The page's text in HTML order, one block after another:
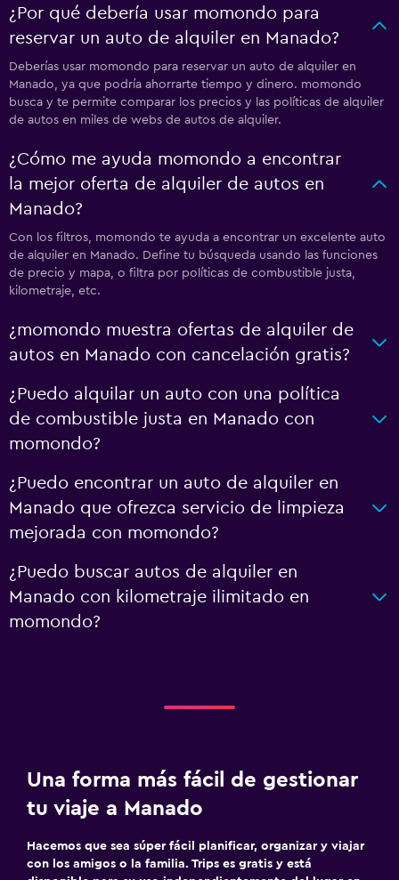
¿Por qué debería usar momondo para
reservar un auto de alquiler en Manado?
Deberías usar momondo para reservar un auto de alquiler en
Manado, ya que podría ahorrarte tiempo y dinero. momondo
busca y te permite comparar los precios y las políticas de alquiler
de autos en miles de webs de autos de alquiler.
¿Cómo me ayuda momondo a encontrar
la mejor oferta de alquiler de autos en
Manado?
Con los filtros, momondo te ayuda a encontrar un excelente auto
de alquiler en Manado. Define tu búsqueda usando las funciones
de precio y mapa, o filtra por políticas de combustible justa,
kilometraje, etc.
¿momondo muestra ofertas de alquiler de
autos en Manado con cancelación gratis?
¿Puedo alquilar un auto con una política
de combustible justa en Manado con
momondo?
¿Puedo encontrar un auto de alquiler en
Manado que ofrezca servicio de limpieza
mejorada con momondo?
¿Puedo buscar autos de alquiler en
Manado con kilometraje ilimitado en
momondo?
Una forma más fácil de gestionar
tu viaje a Manado
Hacemos que sea súper fácil planificar, organizar y viajar
con los amigos o la familia. Trips es gratis y está